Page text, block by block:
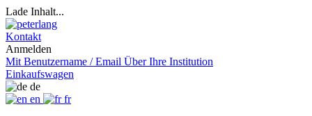
Lade Inhalt...
Kontakt
Anmelden
Mit Benutzername / Email Über Ihre Institution
Einkaufswagen
de
en
fr